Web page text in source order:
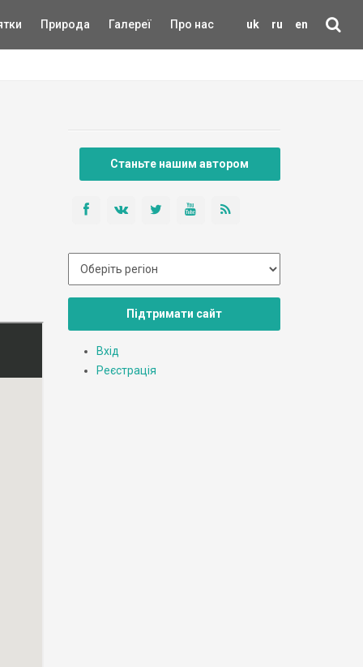
uk ru en
Природа Галереї Про нас
Станьте нашим автором
Підтримати сайт
Вхід
Реєстрація